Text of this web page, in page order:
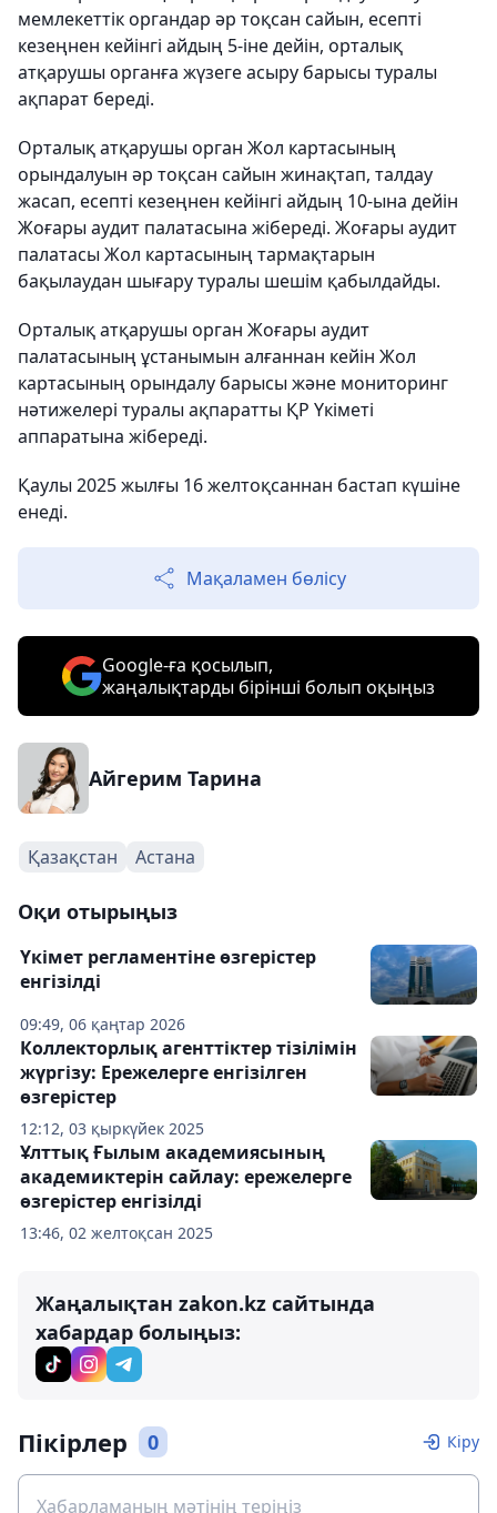
мемлекеттік органдар әр тоқсан сайын, есепті
кезеңнен кейінгі айдың 5-іне дейін, орталық
атқарушы органға жүзеге асыру барысы туралы
ақпарат береді.
Орталық атқарушы орган Жол картасының
орындалуын әр тоқсан сайын жинақтап, талдау
жасап, есепті кезеңнен кейінгі айдың 10-ына дейін
Жоғары аудит палатасына жібереді. Жоғары аудит
палатасы Жол картасының тармақтарын
бақылаудан шығару туралы шешім қабылдайды.
Орталық атқарушы орган Жоғары аудит
палатасының ұстанымын алғаннан кейін Жол
картасының орындалу барысы және мониторинг
нәтижелері туралы ақпаратты ҚР Үкіметі
аппаратына жібереді.
Қаулы 2025 жылғы 16 желтоқсаннан бастап күшіне
енеді.
Мақаламен бөлісу
Google-ға қосылып,
жаңалықтарды бірінші болып оқыңыз
Айгерим Тарина
Қазақстан Астана
Оқи отырыңыз
09:49, 06 қаңтар 2026
Үкімет регламентіне өзгерістер
енгізілді
12:12, 03 қыркүйек 2025
Коллекторлық агенттіктер тізілімін
жүргізу: Ережелерге енгізілген
өзгерістер
13:46, 02 желтоқсан 2025
Ұлттық Ғылым академиясының
академиктерін сайлау: ережелерге
өзгерістер енгізілді
Жаңалықтан zakon.kz сайтында
хабардар болыңыз:
Пікірлер 0 Кіру